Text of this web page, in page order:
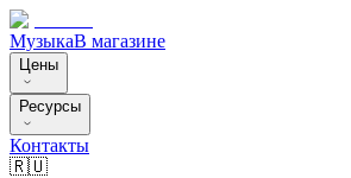
МузыкаВ магазине
Цены
Ресурсы
Контакты
🇷🇺